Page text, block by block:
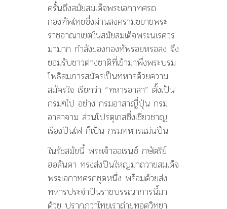
ครั้นถึงสมัยสมเด็จพระเอกาทศรถ
กองทัพไทยซึ่งผ่านสงครามขยายพระ
ราชอาณาเขตในสมัยสมเด็จพระนเรศวร
มามาก กำลังของกองทัพร่อยหรอลง จึง
ยอมรับชาวต่างชาติที่เข้ามาพึ่งพระบรม
โพธิสมภารสมัครเป็นทหารด้วยความ
สมัครใจ เรียกว่า “ทหารอาสา” ตั้งเป็น
กรมๆไป อย่าง กรมอาสาญี่ปุ่น กรม
อาสาจาม ส่วนโปรตุเกสซึ่งเชี่ยวชาญ
เรื่องปืนไฟ ก็เป็น กรมทหารแม่นปืน
ในรัชสมัยนี้ พระเจ้าออเรนซ์ กษัตริย์
ฮอลันดา ทรงส่งปืนใหญ่มาถวายสมเด็จ
พระเอกาทศรถชุดหนึ่ง พร้อมด้วยส่ง
ทหารประจำปืนราชบรรณาการนี้มา
ด้วย ปรากฏว่าไทยเราถ่ายทอดวิทยา